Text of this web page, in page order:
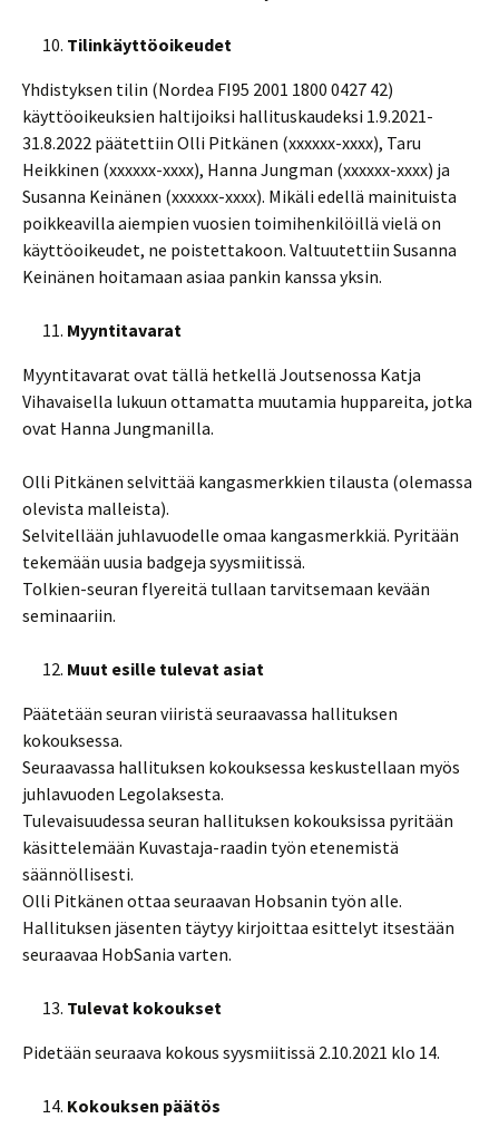
Tilinkäyttöoikeudet
Yhdistyksen tilin (Nordea FI95 2001 1800 0427 42)
käyttöoikeuksien haltijoiksi hallituskaudeksi 1.9.2021-
31.8.2022 päätettiin Olli Pitkänen (xxxxxx-xxxx), Taru
Heikkinen (xxxxxx-xxxx), Hanna Jungman (xxxxxx-xxxx) ja
Susanna Keinänen (xxxxxx-xxxx). Mikäli edellä mainituista
poikkeavilla aiempien vuosien toimihenkilöillä vielä on
käyttöoikeudet, ne poistettakoon. Valtuutettiin Susanna
Keinänen hoitamaan asiaa pankin kanssa yksin.
Myyntitavarat
Myyntitavarat ovat tällä hetkellä Joutsenossa Katja
Vihavaisella lukuun ottamatta muutamia huppareita, jotka
ovat Hanna Jungmanilla.
Olli Pitkänen selvittää kangasmerkkien tilausta (olemassa
olevista malleista).
Selvitellään juhlavuodelle omaa kangasmerkkiä. Pyritään
tekemään uusia badgeja syysmiitissä.
Tolkien-seuran flyereitä tullaan tarvitsemaan kevään
seminaariin.
Muut esille tulevat asiat
Päätetään seuran viiristä seuraavassa hallituksen
kokouksessa.
Seuraavassa hallituksen kokouksessa keskustellaan myös
juhlavuoden Legolaksesta.
Tulevaisuudessa seuran hallituksen kokouksissa pyritään
käsittelemään Kuvastaja-raadin työn etenemistä
säännöllisesti.
Olli Pitkänen ottaa seuraavan Hobsanin työn alle.
Hallituksen jäsenten täytyy kirjoittaa esittelyt itsestään
seuraavaa HobSania varten.
Tulevat kokoukset
Pidetään seuraava kokous syysmiitissä 2.10.2021 klo 14.
Kokouksen päätös